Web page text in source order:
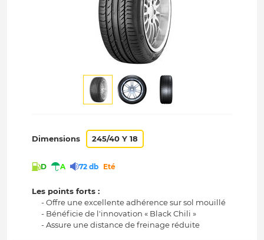
Dimensions 245/40 Y 18
D A 72 db Eté
Les points forts :
- Offre une excellente adhérence sur sol mouillé
- Bénéficie de l'innovation « Black Chili »
- Assure une distance de freinage réduite